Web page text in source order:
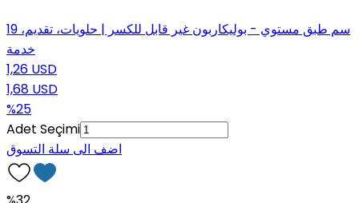
19 سم طبق مستوي - بوليكاربون غير قابل للكسر | حلويات، تقديم،
خدمة
1,26 USD
1,68 USD
%25
Adet Seçimi
اضف الى سلة التسوق